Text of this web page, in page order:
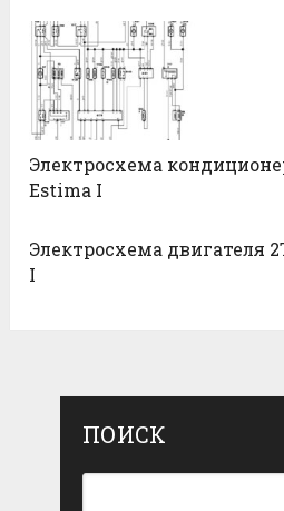
Электросхема
Estima I
Электросхема двигателя
I
ПОИСК